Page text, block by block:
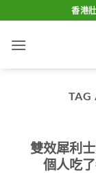
to
content
香港
TAG
雙效犀利
個人吃